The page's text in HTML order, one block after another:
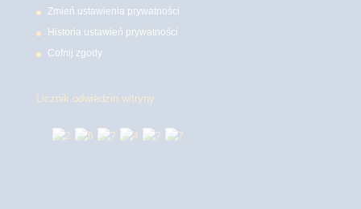
Zmień ustawienia prywatności
Historia ustawień prywatności
Cofnij zgody
Licznik odwiedzin witryny